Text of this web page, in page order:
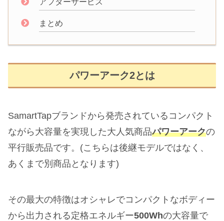
まとめ
パワーアーク2とは
SamartTapブランドから発売されているコンパクト
ながら大容量を実現した大人気商品パワーアークの
平行販売品です。(こちらは後継モデルではなく、
あくまで別商品となります)
その最大の特徴はオシャレでコンパクトなボディー
から出力される定格エネルギー500Whの大容量で